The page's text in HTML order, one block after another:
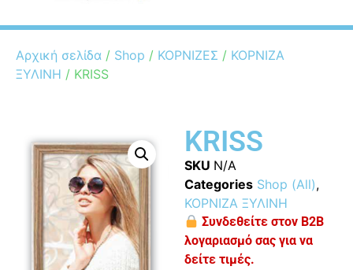
Αρχική σελίδα / Shop / ΚΟΡΝΙΖΕΣ / ΚΟΡΝΙΖΑ
ΞΥΛΙΝΗ / KRISS
KRISS
SKU N/A
Categories Shop (All),
ΚΟΡΝΙΖΑ ΞΥΛΙΝΗ
Συνδεθείτε στον B2B
λογαριασμό σας για να
δείτε τιμές.